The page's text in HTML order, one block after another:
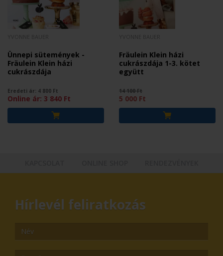
Ünnepi sütemények -
Fräulein Klein házi
cukrászdája
Eredeti ár: 4 800 Ft
Online ár: 3 840 Ft
Fräulein Klein házi
cukrászdája 1-3. kötet
együtt
14 100 Ft
5 000 Ft
Hírlevél feliratkozás